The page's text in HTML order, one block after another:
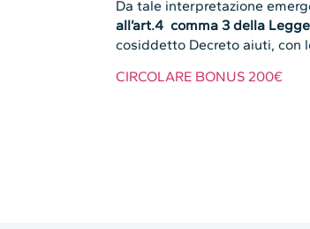
Da tale interpretazione
all’art.4 comma 3 della
cosiddetto Decreto aiuti, con
CIRCOLARE BONUS 200€